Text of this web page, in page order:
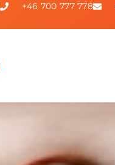
+46 700 777 778